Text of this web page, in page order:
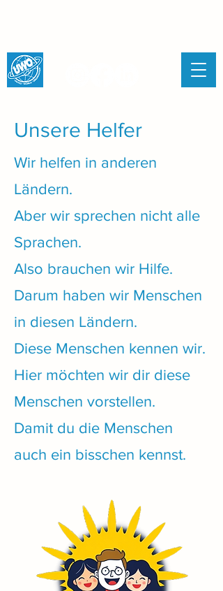
Unsere Helfer
Wir helfen in anderen
Ländern.
Aber wir sprechen nicht alle
Sprachen.
Also brauchen wir Hilfe.
Darum haben wir Menschen
in diesen Ländern.
Diese Menschen kennen wir.
Hier möchten wir dir diese
Menschen vorstellen.
Damit du die Menschen
auch ein bisschen kennst.